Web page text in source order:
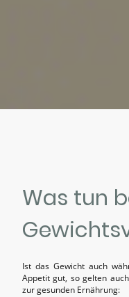
Was tun
Ist das Gewicht auch
Appetit gut, so gelten
zur gesunden Ernährung: